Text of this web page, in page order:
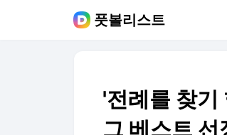
풋볼리스트
'전례를 찾기
그 베스트